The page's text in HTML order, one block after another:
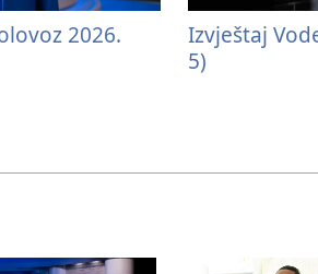
2026.
Izvještaj
5)